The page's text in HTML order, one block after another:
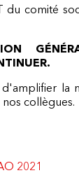
du comité
la
collègues.
2021